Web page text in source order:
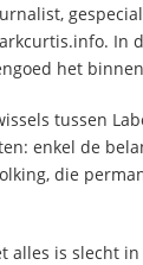
In
het
tussen
enkel de
die
alles is slecht